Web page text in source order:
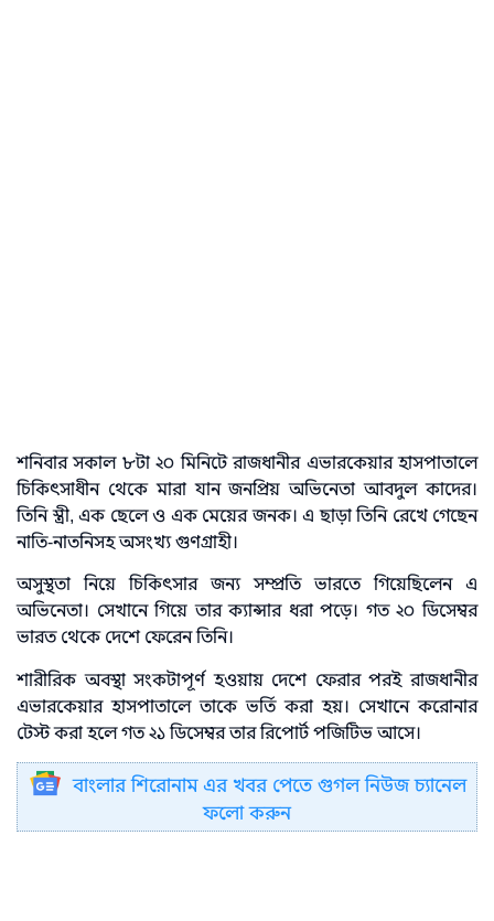
শনিবার সকাল ৮টা ২০ মিনিটে রাজধানীর এভারকেয়ার হাসপাতালে
চিকিৎসাধীন থেকে মারা যান জনপ্রিয় অভিনেতা আবদুল কাদের।
তিনি স্ত্রী, এক ছেলে ও এক মেয়ের জনক। এ ছাড়া তিনি রেখে গেছেন
নাতি-নাতনিসহ অসংখ্য গুণগ্রাহী।
অসুস্থতা নিয়ে চিকিৎসার জন্য সম্প্রতি ভারতে গিয়েছিলেন এ
অভিনেতা। সেখানে গিয়ে তার ক্যান্সার ধরা পড়ে। গত ২০ ডিসেম্বর
ভারত থেকে দেশে ফেরেন তিনি।
শারীরিক অবস্থা সংকটাপূর্ণ হওয়ায় দেশে ফেরার পরই রাজধানীর
এভারকেয়ার হাসপাতালে তাকে ভর্তি করা হয়। সেখানে করোনার
টেস্ট করা হলে গত ২১ ডিসেম্বর তার রিপোর্ট পজিটিভ আসে।
বাংলার শিরোনাম এর খবর পেতে গুগল নিউজ চ্যানেল
ফলো করুন